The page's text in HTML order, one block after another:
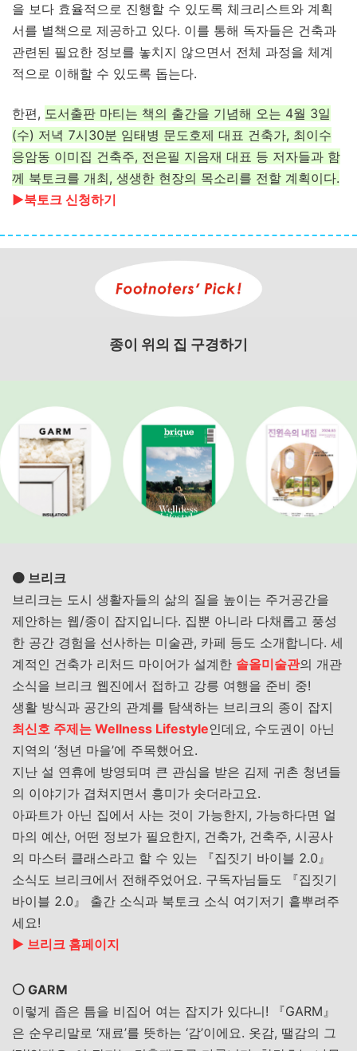
을 보다 효율적으로 진행할 수 있도록 체크리스트와 계획
서를 별책으로 제공하고 있다. 이를 통해 독자들은 건축과
관련된 필요한 정보를 놓치지 않으면서 전체 과정을 체계
적으로 이해할 수 있도록 돕는다.
한편, 도서출판 마티는 책의 출간을 기념해 오는 4월 3일
(수) 저녁 7시30분 임태병 문도호제 대표 건축가, 최이수
응암동 이미집 건축주, 전은필 지음재 대표 등 저자들과 함
께 북토크를 개최, 생생한 현장의 목소리를 전할 계획이다.
▶︎북토크 신청하기
종이 위의 집 구경하기
🟠 브리크
브리크는 도시 생활자들의 삶의 질을 높이는 주거공간을
제안하는 웹/종이 잡지입니다. 집뿐 아니라 다채롭고 풍성
한 공간 경험을 선사하는 미술관, 카페 등도 소개합니다. 세
계적인 건축가 리처드 마이어가 설계한 솔올미술관의 개관
소식을 브리크 웹진에서 접하고 강릉 여행을 준비 중!
생활 방식과 공간의 관계를 탐색하는 브리크의 종이 잡지
최신호 주제는 Wellness Lifestyle인데요, 수도권이 아닌
지역의 ‘청년 마을’에 주목했어요.
지난 설 연휴에 방영되며 큰 관심을 받은 김제 귀촌 청년들
의 이야기가 겹쳐지면서 흥미가 솟더라고요.
아파트가 아닌 집에서 사는 것이 가능한지, 가능하다면 얼
마의 예산, 어떤 정보가 필요한지, 건축가, 건축주, 시공사
의 마스터 클래스라고 할 수 있는 『집짓기 바이블 2.0』
소식도 브리크에서 전해주었어요. 구독자님들도
『집짓기
바이블 2.0』 출간 소식과 북토크 소식 여기저기 흩뿌려주
세요!
▶︎ 브리크 홈페이지
⚪️ GARM
이렇게 좁은 틈을 비집어 여는 잡지가 있다니! 『GARM』
은 순우리말로 ‘재료’를 뜻하는 ‘감’이에요. 옷감, 땔감의 그